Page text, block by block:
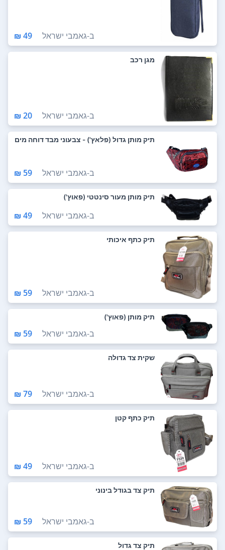
ב-גאמבי ישראל 49 ₪
מגן רכב
ב-גאמבי ישראל 20 ₪
תיק מותן גדול (פלאץ') - צבעוני מבד דוחה מים
ב-גאמבי ישראל 59 ₪
תיק מותן מעור סינטטי (פאוץ')
ב-גאמבי ישראל 49 ₪
תיק כתף איכותי
ב-גאמבי ישראל 59 ₪
תיק מותן (פאוץ')
ב-גאמבי ישראל 59 ₪
שקית צד גדולה
ב-גאמבי ישראל 79 ₪
תיק כתף קטן
ב-גאמבי ישראל 49 ₪
תיק צד בגודל בינוני
ב-גאמבי ישראל 59 ₪
תיק צד גדול